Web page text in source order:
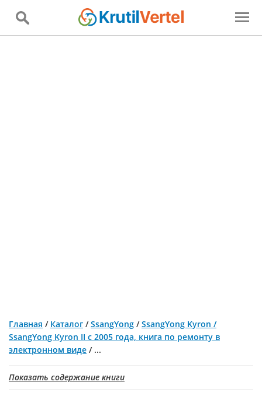
Главная / Каталог /SsangYong /SsangYong Kyron /
SsangYong Kyron II с 2005 года, книга по ремонту в
электронном виде / ...
Показать содержание книги